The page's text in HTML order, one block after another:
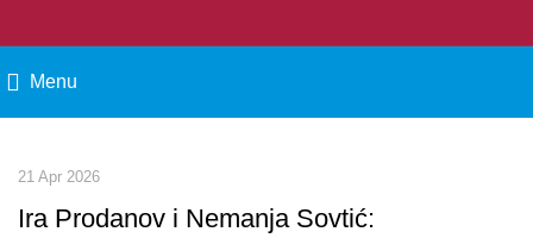
Menu
21 Apr 2026
Ira Prodanov i Nemanja Sovtić: